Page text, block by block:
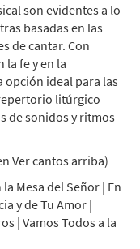
son evidentes a lo
basadas en las
de cantar. Con
la fe y en la
opción ideal para las
litúrgico
de sonidos y ritmos
Ver cantos arriba)
Mesa del Señor | En
y de Tu Amor |
| Vamos Todos a la